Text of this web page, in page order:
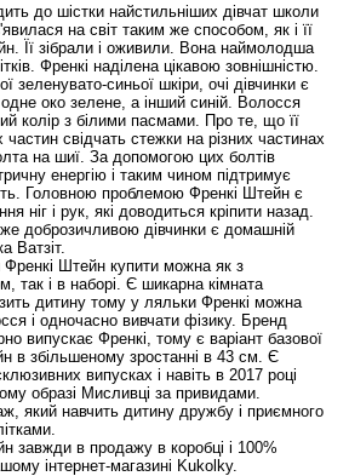
до шістки найстильніших дівчат школи
на світ таким же способом, як і її
Її зібрали і оживили. Вона наймолодша
Френкі наділена цікавою зовнішністю.
зеленувато-синьої шкіри, очі дівчинки є
око зелене, а інший синій. Волосся
колір з білими пасмами. Про те, що її
частин свідчать стежки на різних частинах
на шиї. За допомогою цих болтів
енергію і таким чином підтримує
Головною проблемою Френкі Штейн є
ніг і рук, які доводиться кріпити назад.
доброзичливою дівчинки є домашній
Ватзіт.
Штейн купити можна як з
так і в наборі. Є шикарна кімната
дитину тому у ляльки Френкі можна
і одночасно вивчати фізику. Бренд
випускає Френкі, тому є варіант базової
в збільшеному зростанні в 43 см. Є
випусках і навіть в 2017 році
образі Мисливці за привидами.
який навчить дитину дружбу і приємного
завжди в продажу в коробці і 100%
інтернет-магазині Kukolky.